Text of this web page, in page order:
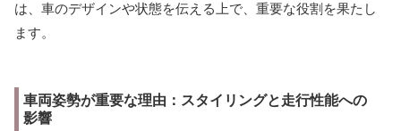
は、車のデザインや状態を伝える上で、重要な役割を果たし
ます。
車両姿勢が重要な理由：スタイリングと走行性能への
影響